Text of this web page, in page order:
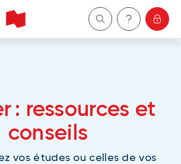
: ressources et
conseils
vos études ou celles de vos